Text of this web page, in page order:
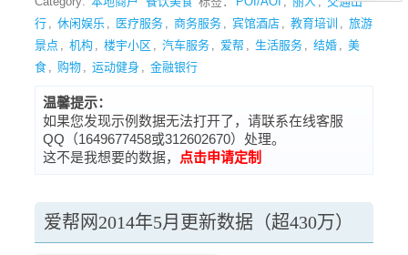
行 , 休闲娱乐 , 医疗服务 , 商务服务 , 宾馆酒店 , 教育培训 , 旅游
景点 , 机构 , 楼宇小区 , 汽车服务 , 爱帮 , 生活服务 , 结婚 , 美
食 , 购物 , 运动健身 , 金融银行
温馨提示：
如果您发现示例数据无法打开了，请联系在线客服
QQ（1649677458或312602670）处理。
这不是我想要的数据，
点击申请定制
爱帮网2014年5月更新数据（超430万）